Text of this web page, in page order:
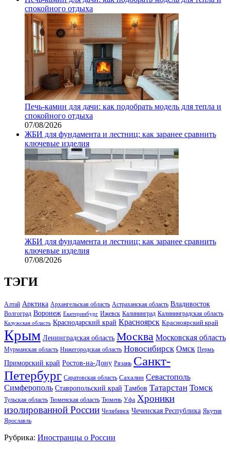
спокойного отдыха
Печь-камин для дачи: как подобрать модель для тепла и
спокойного отдыха
07/08/2026
ЖБИ для фундамента и лестниц: как заранее сравнить
ключевые изделия
ЖБИ для фундамента и лестниц: как заранее сравнить
ключевые изделия
07/08/2026
ТЭГИ
Алтай Арктика Архангельская область Астраханская область Владивосток
Волгоград Воронеж Екатеринбург Ижевск Калининград Калининградская область
Калужская область Краснодарский край Красноярск Красноярский край
Крым Ленинградская область Москва Московская область
Мурманская область Нижегородская область Новосибирск Омск Пермь
Приморский край Ростов-на-Дону Рязань Санкт-
Петербург Саратовская область Сахалин Севастополь
Симферополь Ставропольский край Тамбов Татарстан Томск
Тульская область Тюменская область Тюмень Уфа Хроники
изолированной России Челябинск Чеченская Республика Якутия
Ярославль
Рубрика: Иностранцы о России